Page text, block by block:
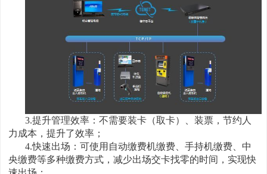
3.提升管理效率：不需要装卡（取卡）、装票，节约人
力成本，提升了效率；
4.快速出场：可使用自动缴费机缴费、手持机缴费、中
央缴费等多种缴费方式，减少出场交卡找零的时间，实现快